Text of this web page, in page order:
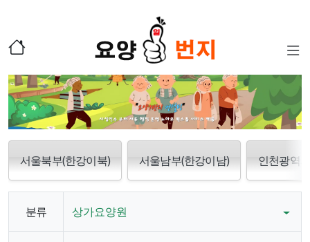
서울북부(한강이북) 서울남부(한강이남) 인천광역시
분류 상가요양원